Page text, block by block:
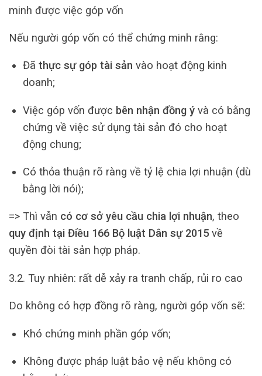
minh được việc góp vốn
Nếu người góp vốn có thể chứng minh rằng:
Đã thực sự góp tài sản vào hoạt động kinh
doanh;
Việc góp vốn được bên nhận đồng ývà có bằng
chứng về việc sử dụng tài sản đó cho hoạt
động chung;
Có thỏa thuận rõ ràng về tỷ lệ chia lợi nhuận (dù
bằng lời nói);
=> Thì vẫn có cơ sở yêu cầu chia lợi nhuận, theo
quy định tại Điều 166 Bộ luật Dân sự 2015về
quyền đòi tài sản hợp pháp.
3.2. Tuy nhiên: rất dễ xảy ra tranh chấp, rủi ro cao
Do không có hợp đồng rõ ràng, người góp vốn sẽ:
Khó chứng minh phần góp vốn;
Không được pháp luật bảo vệ nếu không có